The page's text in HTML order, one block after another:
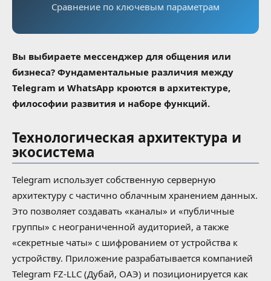
Сравнение по ключевым параметрам
Вы выбираете мессенджер для общения или
бизнеса? Фундаментальные различия между
Telegram и WhatsApp кроются в архитектуре,
философии развития и наборе функций.
Технологическая архитектура и
экосистема
Telegram использует собственную серверную
архитектуру с частично облачным хранением данных.
Это позволяет создавать «каналы» и «публичные
группы» с неограниченной аудиторией, а также
«секретные чаты» с шифрованием от устройства к
устройству. Приложение разрабатывается компанией
Telegram FZ-LLC (Дубай, ОАЭ) и позиционируется как